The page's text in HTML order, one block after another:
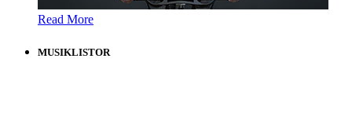
Read More
MUSIKLISTOR